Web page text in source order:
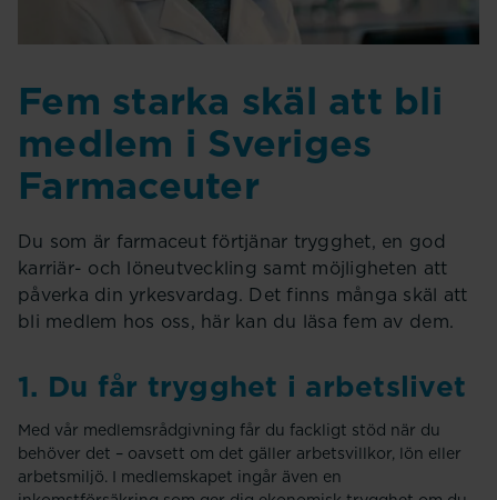
Fem starka skäl att bli
medlem i Sveriges
Farmaceuter
Du som är farmaceut förtjänar trygghet, en god
karriär- och löneutveckling samt möjligheten att
påverka din yrkesvardag. Det finns många skäl att
bli medlem hos oss, här kan du läsa fem av dem.
1. Du får trygghet i arbetslivet
Med vår medlemsrådgivning får du fackligt stöd när du
behöver det – oavsett om det gäller arbetsvillkor, lön eller
arbetsmiljö. I medlemskapet ingår även en